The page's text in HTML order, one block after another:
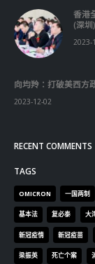
香港
(深
2023-
向均羚：打破美西方
2023-12-02
RECENT COMMENTS
TAGS
OMICRON 一国两制
基本法 复必泰 大
新冠疫情 新冠疫苗
梁振英 死亡个案